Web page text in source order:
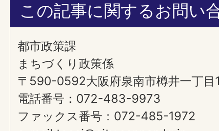
この記事に関するお問い
都市政策課
まちづくり政策係
〒590-0592大阪府泉南市樽井一丁目
電話番号：072-483-9973
ファックス番号：072-485-1972